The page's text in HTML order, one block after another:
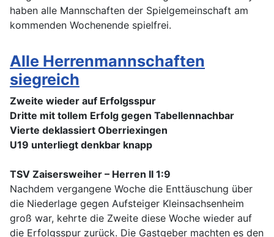
haben alle Mannschaften der Spielgemeinschaft am
kommenden Wochenende spielfrei.
Alle Herrenmannschaften
siegreich
Zweite wieder auf Erfolgsspur
Dritte mit tollem Erfolg gegen Tabellennachbar
Vierte deklassiert Oberriexingen
U19 unterliegt denkbar knapp
TSV Zaisersweiher – Herren II 1:9
Nachdem vergangene Woche die Enttäuschung über
die Niederlage gegen Aufsteiger Kleinsachsenheim
groß war, kehrte die Zweite diese Woche wieder auf
die Erfolgsspur zurück. Die Gastgeber machten es den